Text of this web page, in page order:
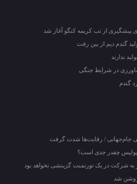
پیشگیری از تب کریمه کنگو آغاز شد
ندارند
در شرایط جنگی
گندم
جام‌جهانی / رقابت‌ها شدت گرفت
چقدر جدی است؟
شرکت در یک تورنمنت گزینشی نخواهد بود
روشن شد